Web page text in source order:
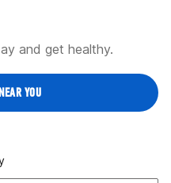
and get healthy.
YOU